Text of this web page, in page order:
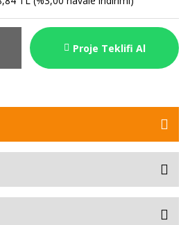
Proje Teklifi Al